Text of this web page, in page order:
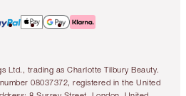
Ltd., trading as Charlotte Tilbury Beauty.
08037372, registered in the United